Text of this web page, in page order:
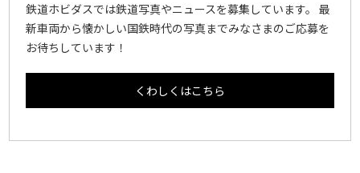
鉄道ホビダスでは鉄道写真やニュースを募集しています。 最
新車両から懐かしい国鉄時代の写真までみなさまのご応募を
お待ちしています！
くわしくはこちら